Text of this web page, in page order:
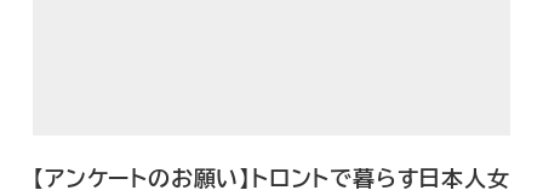
【アンケートのお願い】トロントで暮らす日本人女